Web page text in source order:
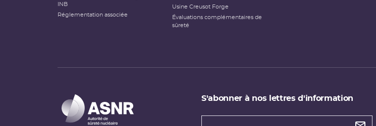
INB
Réglementation associée
Usine Creusot Forge
Évaluations complémentaires de
sûreté
S'abonner à nos lettres d'information
Types de